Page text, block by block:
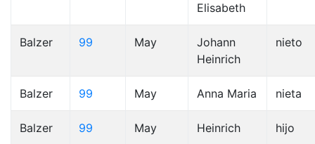
Elisabeth
Balzer 99 May
Johann
Heinrich
nieto
Balzer 99 May Anna Maria nieta
Balzer 99 May Heinrich hijo